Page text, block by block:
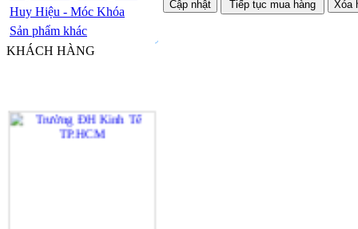
Huy Hiệu - Móc Khóa
Sản phẩm khác
KHÁCH HÀNG